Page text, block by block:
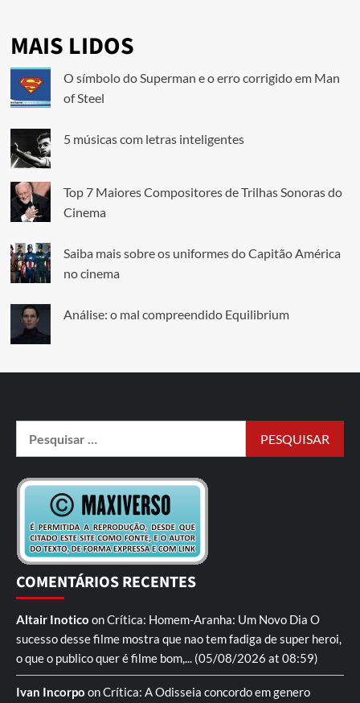
MAIS LIDOS
O símbolo do Superman e o erro corrigido em Man
of Steel
5 músicas com letras inteligentes
Top 7 Maiores Compositores de Trilhas Sonoras do
Cinema
Saiba mais sobre os uniformes do Capitão América
no cinema
Análise: o mal compreendido Equilibrium
COMENTÁRIOS RECENTES
Altair Inotico onCrítica: Homem-Aranha: Um Novo Dia O
sucesso desse filme mostra que nao tem fadiga de super heroi,
o que o publico quer é filme bom,... (05/08/2026 at 08:59)
Ivan Incorpo onCrítica: A Odisseia concordo em genero